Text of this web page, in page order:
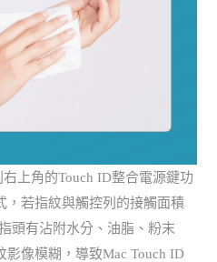
上角的Touch ID整合電源鍵功
，若指紋與觸控列的接觸面積
頭有沾附水分、油脂、粉末
像模糊，導致Mac Touch ID